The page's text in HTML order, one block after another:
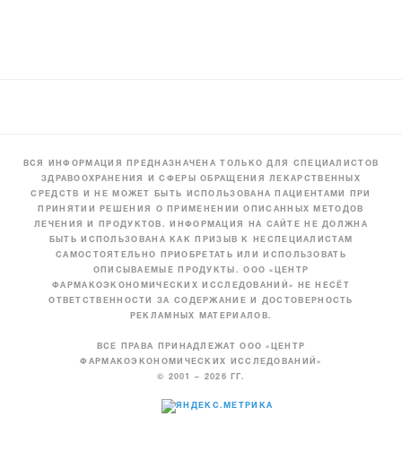
ВСЯ ИНФОРМАЦИЯ ПРЕДНАЗНАЧЕНА ТОЛЬКО ДЛЯ СПЕЦИАЛИСТОВ
ЗДРАВООХРАНЕНИЯ И СФЕРЫ ОБРАЩЕНИЯ ЛЕКАРСТВЕННЫХ
СРЕДСТВ И НЕ МОЖЕТ БЫТЬ ИСПОЛЬЗОВАНА ПАЦИЕНТАМИ ПРИ
ПРИНЯТИИ РЕШЕНИЯ О ПРИМЕНЕНИИ ОПИСАННЫХ МЕТОДОВ
ЛЕЧЕНИЯ И ПРОДУКТОВ. ИНФОРМАЦИЯ НА САЙТЕ НЕ ДОЛЖНА
БЫТЬ ИСПОЛЬЗОВАНА КАК ПРИЗЫВ К НЕСПЕЦИАЛИСТАМ
САМОСТОЯТЕЛЬНО ПРИОБРЕТАТЬ ИЛИ ИСПОЛЬЗОВАТЬ
ОПИСЫВАЕМЫЕ ПРОДУКТЫ. ООО «ЦЕНТР
ФАРМАКОЭКОНОМИЧЕСКИХ ИССЛЕДОВАНИЙ» НЕ НЕСЁТ
ОТВЕТСТВЕННОСТИ ЗА СОДЕРЖАНИЕ И ДОСТОВЕРНОСТЬ
РЕКЛАМНЫХ МАТЕРИАЛОВ.
ВСЕ ПРАВА ПРИНАДЛЕЖАТ ООО «ЦЕНТР
ФАРМАКОЭКОНОМИЧЕСКИХ ИССЛЕДОВАНИЙ»
© 2001 – 2026 ГГ.